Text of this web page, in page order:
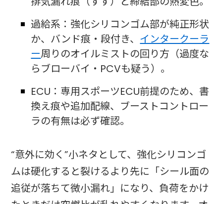
過給系：強化シリコンゴム部が純正形状
か、バンド痕・段付き、 インタークーラ
ー周りのオイルミストの回り方（過度な
らブローバイ・PCVも疑う）。
ECU：専用スポーツECU前提のため、書
換え痕や追加配線、ブーストコントロー
ラの有無は必ず確認。
“意外に効く”小ネタとして、強化シリコンゴ
ムは硬化すると裂けるより先に「シール面の
追従が落ちて微小漏れ」になり、負荷をかけ